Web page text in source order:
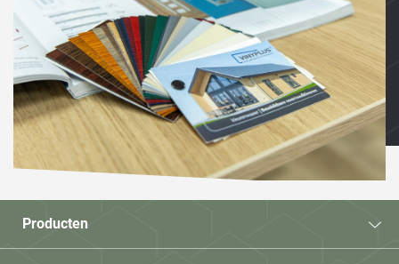
Producten